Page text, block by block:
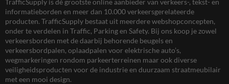
TrafficSupply is dé grootste online aanbieder van verkeers-, tekst- en
informatieborden en meer dan 10.000 verkeersgerelateerde
producten. TrafficSupply bestaat uit meerdere webshopconcepten,
onder te verdelen in Traffic, Parking en Safety. Bij ons koop je zowel
verkeersborden met de daarbij behorende beugels en
verkeersbordpalen, oplaadpalen voor elektrische auto’s,
wegmarkeringen rondom parkeerterreinen maar ook diverse
veiligheidsproducten voor de industrie en duurzaam straatmeubilair
met een mooi design.